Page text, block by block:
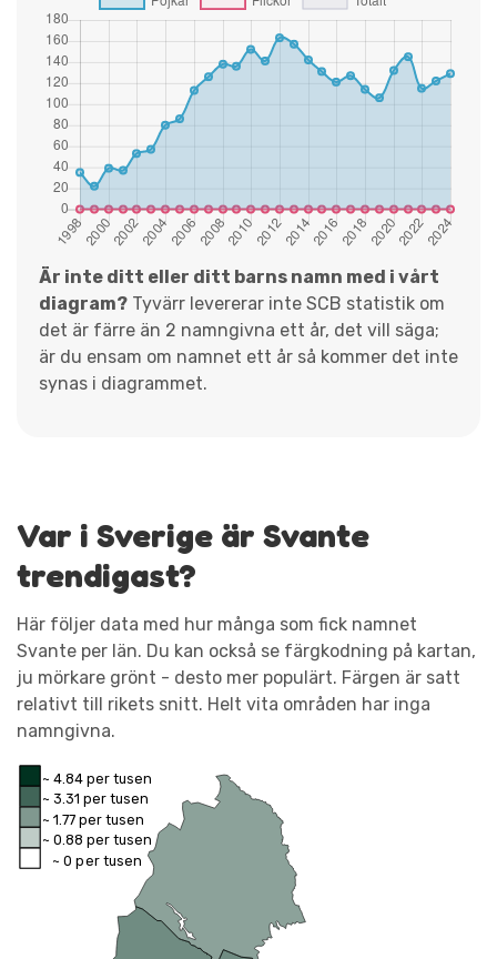
Är inte ditt eller ditt barns namn med i vårt
diagram? Tyvärr levererar inte SCB statistik om
det är färre än 2 namngivna ett år, det vill säga;
är du ensam om namnet ett år så kommer det inte
synas i diagrammet.
Var i Sverige är Svante
trendigast?
Här följer data med hur många som fick namnet
Svante per län. Du kan också se färgkodning på kartan,
ju mörkare grönt - desto mer populärt. Färgen är satt
relativt till rikets snitt. Helt vita områden har inga
namngivna.
~ 4.84 per tusen
~ 3.31 per tusen
~ 1.77 per tusen
~ 0.88 per tusen
~ 0 per tusen